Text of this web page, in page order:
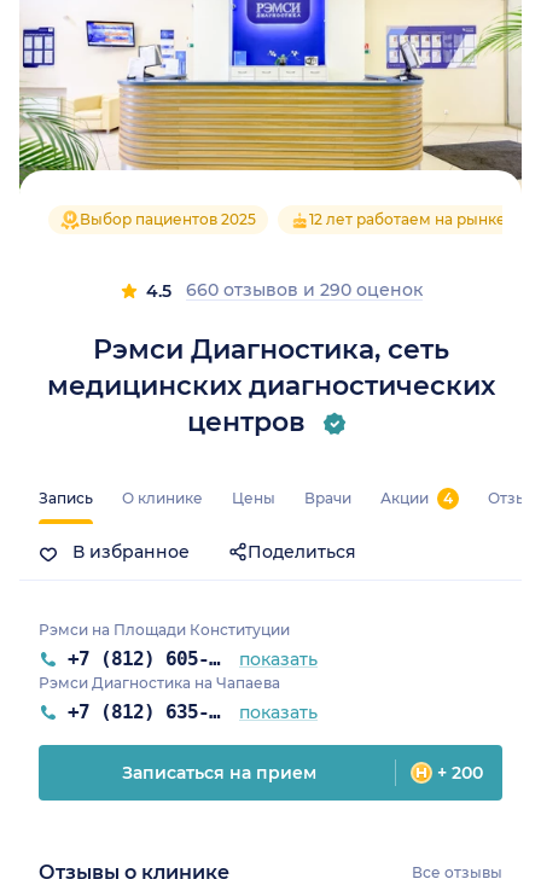
Рэмси Диагностика, сеть
медицинских диагностических
центров
Выбор пациентов 2025 12 лет работаем на рынке
4.5 660 отзывов и 290 оценок
Запись О клинике Цены Врачи Акции 4
В избранное Поделиться
Рэмси на Площади Конституции
+7 (812) 605-70-36 показать
Рэмси Диагностика на Чапаева
+7 (812) 635-17-84 показать
Записаться на прием + 200
Отзывы о клинике Все отзывы